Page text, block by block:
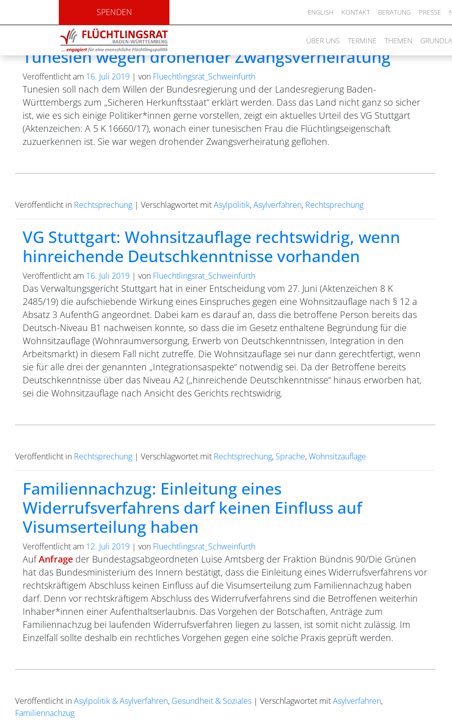
SPENDEN ENGLISH KONTAKT BERATUNG PRESSE
ÜBER UNS TERMINE THEMEN
Juli 2019
VG Stuttgart: Flüchtlingsanerkennung für Frau aus
Tunesien wegen drohender Zwangsverheiratung
Veröffentlicht am 16. Juli 2019 | von Fluechtlingsrat_Schweinfurth
Tunesien soll nach dem Willen der Bundesregierung und der Landesregierung Baden-
Württembergs zum „Sicheren Herkunftsstaat“ erklärt werden. Dass das Land nicht ganz so sicher
ist, wie es sich einige Politiker*innen gerne vorstellen, zeigt ein aktuelles Urteil des VG Stuttgart
(Aktenzeichen: A 5 K 16660/17), wonach einer tunesischen Frau die Flüchtlingseigenschaft
zuzuerkennen ist. Sie war wegen drohender Zwangsverheiratung geflohen.
Veröffentlicht in Rechtsprechung | Verschlagwortet mitAsylpolitik,Asylverfahren, Rechtsprechung
VG Stuttgart: Wohnsitzauflage rechtswidrig, wenn
hinreichende Deutschkenntnisse vorhanden
Veröffentlicht am 16. Juli 2019 | von Fluechtlingsrat_Schweinfurth
Das Verwaltungsgericht Stuttgart hat in einer Entscheidung vom 27. Juni (Aktenzeichen 8 K
2485/19) die aufschiebende Wirkung eines Einspruches gegen eine Wohnsitzauflage nach § 12 a
Absatz 3 AufenthG angeordnet. Dabei kam es darauf an, dass die betroffene Person bereits das
Deutsch-Niveau B1 nachweisen konnte, so dass die im Gesetz enthaltene Begründung für die
Wohnsitzauflage (Wohnraumversorgung, Erwerb von Deutschkenntnissen, Integration in den
Arbeitsmarkt) in diesem Fall nicht zutreffe. Die Wohnsitzauflage sei nur dann gerechtfertigt, wenn
sie für alle drei der genannten „Integrationsaspekte“ notwendig sei. Da der Betroffene bereits
Deutschkenntnisse über das Niveau A2 („hinreichende Deutschkenntnisse“ hinaus erworben hat,
sei die Wohnsitzauflage nach Ansicht des Gerichts rechtswidrig.
Veröffentlicht in Rechtsprechung | Verschlagwortet mit Rechtsprechung, Sprache,Wohnsitzauflage
Familiennachzug: Einleitung eines
Widerrufsverfahrens darf keinen Einfluss auf
Visumserteilung haben
Veröffentlicht am 12. Juli 2019 | von Fluechtlingsrat_Schweinfurth
AufAnfrage der Bundestagsabgeordneten Luise Amtsberg der Fraktion Bündnis 90/Die Grünen
hat das Bundesministerium des Innern bestätigt, dass die Einleitung eines Widerrufsverfahrens vor
rechtskräftigem Abschluss keinen Einfluss auf die Visumserteilung zum Familiennachzug haben
darf. Denn vor rechtskräftigem Abschluss des Widerrufverfahrens sind die Betroffenen weiterhin
Inhaber*innen einer Aufenthaltserlaubnis. Das Vorgehen der Botschaften, Anträge zum
Familiennachzug bei laufenden Widerrufsverfahren liegen zu lassen, ist somit nicht zulässig. Im
Einzelfall sollte deshalb ein rechtliches Vorgehen gegen eine solche Praxis geprüft werden.
Veröffentlicht inAsylpolitik & Asylverfahren, Gesundheit & Soziales | Verschlagwortet mitAsylverfahren,
Familiennachzug